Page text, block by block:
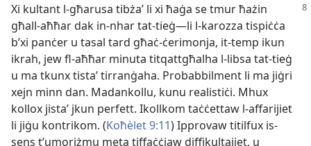
Xi kultant l-​għarusa tibżaʼ li xi ħaġa se tmur ħażin
għall-​aħħar dak in-​nhar tat-​tieġ—li l-​karozza tispiċċa
b’xi panċer u tasal tard għaċ-​ċerimonja, it-​temp ikun
ikrah, jew fl-​aħħar minuta titqattgħalha l-​libsa tat-​tieġ
u ma tkunx tistaʼ tirranġaha. Probabbilment li ma jiġri
xejn minn dan. Madankollu, kunu realistiċi. Mhux
kollox jistaʼ jkun perfett. Ikollkom taċċettaw l-​affarijiet
li jiġu kontrikom. (Koħèlet 9:11) Ipprovaw titilfux is-​
sens t’umoriżmu meta tiffaċċjaw diffikultajiet, u